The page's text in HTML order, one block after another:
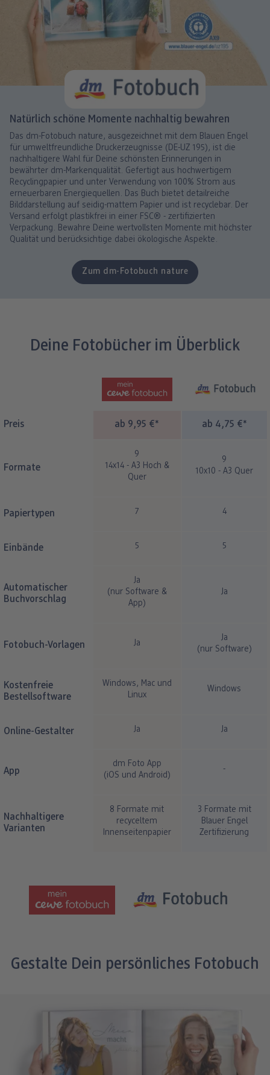
Natürlich schöne Momente nachhaltig bewahren
Das dm-Fotobuch nature, ausgezeichnet mit dem Blauen Engel
für umweltfreundliche Druckerzeugnisse (DE-UZ 195), ist die
nachhaltigere Wahl für Deine schönsten Erinnerungen in
bewährter dm-Markenqualität. Gefertigt aus hochwertigem
Recyclingpapier und unter Verwendung von 100% Strom aus
erneuerbaren Energiequellen. Das Buch bietet detailreiche
Bilddarstellung auf seidig-mattem Papier und ist recyclebar. Der
Versand erfolgt plastikfrei in einer FSC® - zertifizierten
Verpackung. Bewahre Deine wertvollsten Momente mit höchster
Qualität und berücksichtige dabei ökologische Aspekte.
Zum dm-Fotobuch nature
Deine Fotobücher im Überblick
Preis ab 9,95 €* ab 4,75 €*
Formate
9
14x14 - A3 Hoch &
Quer
9
10x10 - A3 Quer
Papiertypen 7 4
Einbände 5 5
Automatischer
Buchvorschlag
Ja
(nur Software &
App)
Ja
Fotobuch-Vorlagen Ja
Ja
(nur Software)
Kostenfreie
Bestellsoftware
Windows, Mac und
Linux
Windows
Online-Gestalter Ja Ja
App
dm Foto App
(iOS und Android)
-
Nachhaltigere
Varianten
8 Formate mit
recyceltem
Innenseitenpapier
3 Formate mit
Blauer Engel
Zertifizierung
Gestalte Dein persönliches Fotobuch